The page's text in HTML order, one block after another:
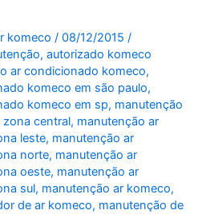
komeco/08/12/2015 /
,autorizado komeco
ar condicionado komeco,
komeco em são paulo,
komeco em sp, manutenção
central, manutenção ar
leste, manutenção ar
norte, manutenção ar
oeste, manutenção ar
sul, manutenção ar komeco,
de ar komeco, manutenção de